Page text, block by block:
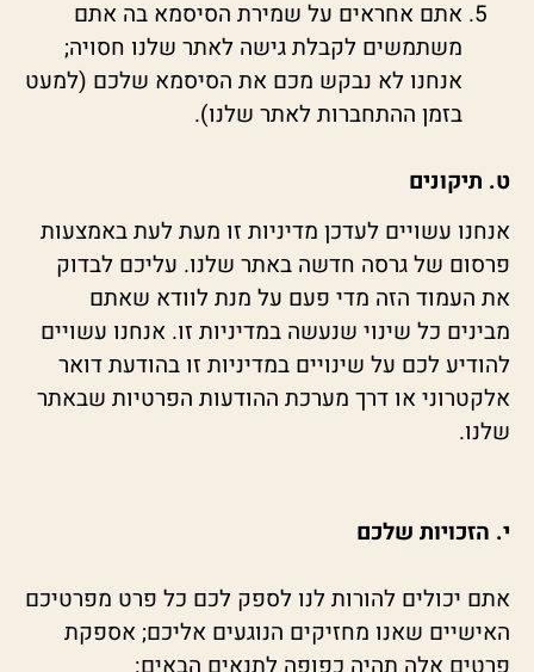
אתם אחראים על שמירת הסיסמא בה אתם
משתמשים לקבלת גישה לאתר שלנו חסויה;
אנחנו לא נבקש מכם את הסיסמא שלכם (למעט
בזמן ההתחברות לאתר שלנו).
ט. תיקונים
אנחנו עשויים לעדכן מדיניות זו מעת לעת באמצעות
פרסום של גרסה חדשה באתר שלנו. עליכם לבדוק
את העמוד הזה מדי פעם על מנת לוודא שאתם
מבינים כל שינוי שנעשה במדיניות זו. אנחנו עשויים
להודיע לכם על שינויים במדיניות זו בהודעת דואר
אלקטרוני או דרך מערכת ההודעות הפרטיות שבאתר
שלנו.
י. הזכויות שלכם
אתם יכולים להורות לנו לספק לכם כל פרט מפרטיכם
האישיים שאנו מחזיקים הנוגעים אליכם; אספקת